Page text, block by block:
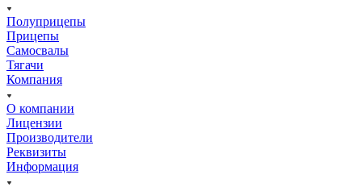
Полуприцепы
Прицепы
Самосвалы
Тягачи
Компания
О компании
Лицензии
Производители
Реквизиты
Информация